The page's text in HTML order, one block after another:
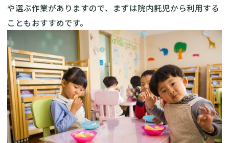
や選ぶ作業がありますので、まずは院内託児から利用する
こともおすすめです。